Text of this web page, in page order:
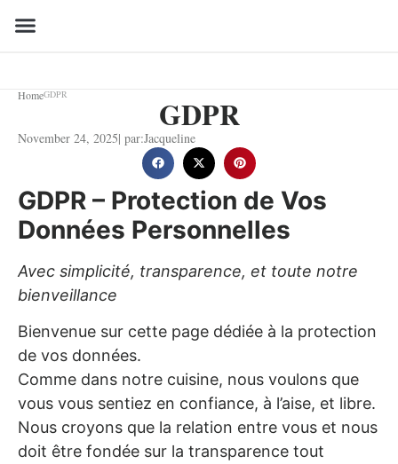
HomeGDPR GDPR
November 24, 2025| par:Jacqueline
GDPR – Protection de Vos
Données Personnelles
Avec simplicité, transparence, et toute notre
bienveillance
Bienvenue sur cette page dédiée à la protection
de vos données.
Comme dans notre cuisine, nous voulons que
vous vous sentiez en confiance, à l’aise, et libre.
Nous croyons que la relation entre vous et nous
doit être fondée sur la transparence tout